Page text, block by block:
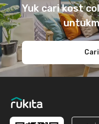
Yuk cari kost